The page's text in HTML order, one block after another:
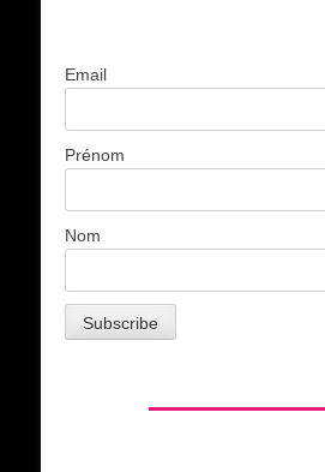
Email
Prénom
Nom